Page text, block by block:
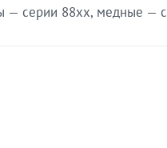
серии 88xx, медные —